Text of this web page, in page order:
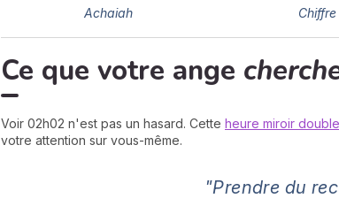
Achaiah Chiffre
Ce que votre ange
Voir 02h02 n'est pas un hasard. Cette heure miroir double
votre attention sur vous-même.
"Prendre du